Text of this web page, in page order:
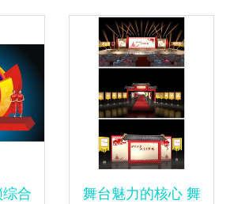
合 舞台魅力的核心 舞